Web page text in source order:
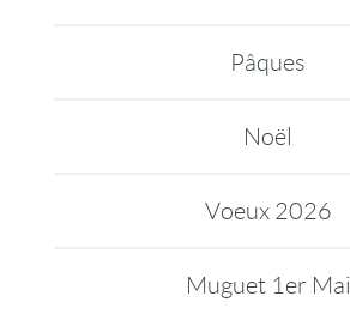
Pâques
Noël
Voeux 2026
Muguet 1er Mai